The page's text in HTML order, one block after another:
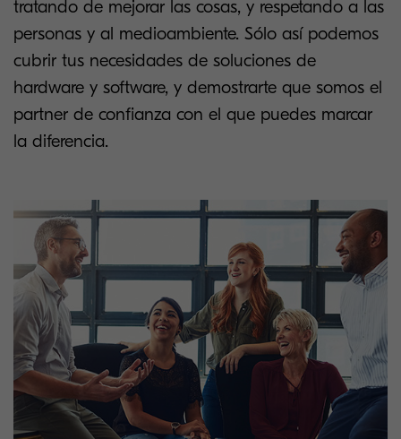
tratando de mejorar las cosas, y respetando a las
personas y al medioambiente. Sólo así podemos
cubrir tus necesidades de soluciones de
hardware y software, y demostrarte que somos el
partner de confianza con el que puedes marcar
la diferencia.